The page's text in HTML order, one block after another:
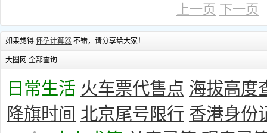
上一页 下一页
如果觉得 怀孕计算器 不错，请分享给大家！
大圈网 全部查询
日常生活 火车票代售点 海拔高度
降旗时间 北京尾号限行 香港身份